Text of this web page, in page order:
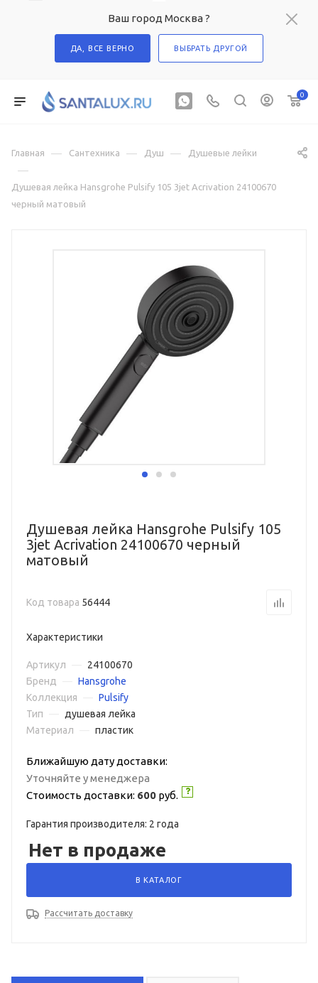
Ваш город Москва ?
ДА, ВСЕ ВЕРНО ВЫБРАТЬ ДРУГОЙ
0
Главная — Сантехника — Душ — Душевые лейки
—
Душевая лейка Hansgrohe Pulsify 105 3jet Acrivation 24100670
черный матовый
Душевая лейка Hansgrohe Pulsify 105
3jet Acrivation 24100670 черный
матовый
Код товара 56444
Характеристики
Артикул
24100670
Бренд
Hansgrohe
Коллекция
Pulsify
Тип
душевая лейка
Материал
пластик
Ближайшую дату доставки:
Уточняйте у менеджера
Стоимость доставки: 600 руб.
Гарантия производителя: 2 года
Нет в продаже
В КАТАЛОГ
Рассчитать доставку